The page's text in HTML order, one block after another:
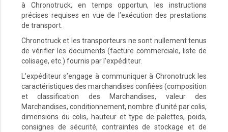
à Chronotruck, en temps opportun, les instructions
précises requises en vue de l’exécution des prestations
de transport.
Chronotruck et les transporteurs ne sont nullement tenus
de vérifier les documents (facture commerciale, liste de
colisage, etc.) fournis par l’expéditeur.
L’expéditeur s’engage à communiquer à Chronotruck les
caractéristiques des marchandises confiées (composition
et classification des Marchandises, valeur des
Marchandises, conditionnement, nombre d’unité par colis,
dimensions du colis, hauteur et type de palettes, poids,
consignes de sécurité, contraintes de stockage et de